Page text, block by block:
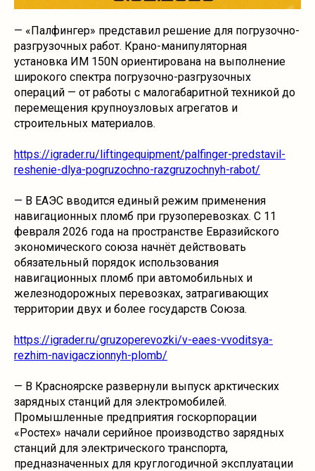
— «Палфингер» представил решение для погрузочно-
разгрузочных работ. Крано-манипуляторная
установка ИМ 150N ориентирована на выполнение
широкого спектра погрузочно-разгрузочных
операций — от работы с малогабаритной техникой до
перемещения крупноузловых агрегатов и
строительных материалов.
https://igrader.ru/liftingequipment/palfinger-predstavil-
reshenie-dlya-pogruzochno-razgruzochnyh-rabot/
— В ЕАЭС вводится единый режим применения
навигационных пломб при грузоперевозках. С 11
февраля 2026 года на пространстве Евразийского
экономического союза начнёт действовать
обязательный порядок использования
навигационных пломб при автомобильных и
железнодорожных перевозках, затрагивающих
территории двух и более государств Союза.
https://igrader.ru/gruzoperevozki/v-eaes-vvoditsya-
rezhim-navigaczionnyh-plomb/
— В Красноярске развернули выпуск арктических
зарядных станций для электромобилей.
Промышленные предприятия госкорпорации
«Ростех» начали серийное производство зарядных
станций для электрического транспорта,
предназначенных для круглогодичной эксплуатации